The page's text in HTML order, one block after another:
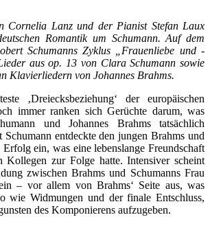
Cornelia Lanz und der Pianist Stefan Laux
Romantik um Schumann. Auf dem
Schumanns Zyklus „Frauenliebe und -
aus op. 13 von Clara Schumann sowie
Klavierliedern von Johannes Brahms.
‚Dreiecksbeziehung‘ der europäischen
immer ranken sich Gerüchte darum, was
und Johannes Brahms tatsächlich
Schumann entdeckte den jungen Brahms und
Erfolg ein, was eine lebenslange Freundschaft
Kollegen zur Folge hatte. Intensiver scheint
zwischen Brahms und Schumanns Frau
– vor allem von Brahms‘ Seite aus, was
wie Widmungen und der finale Entschluss,
des Komponierens aufzugeben.